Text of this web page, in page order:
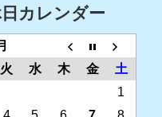
カレンダー
火 水 木 金
土
1